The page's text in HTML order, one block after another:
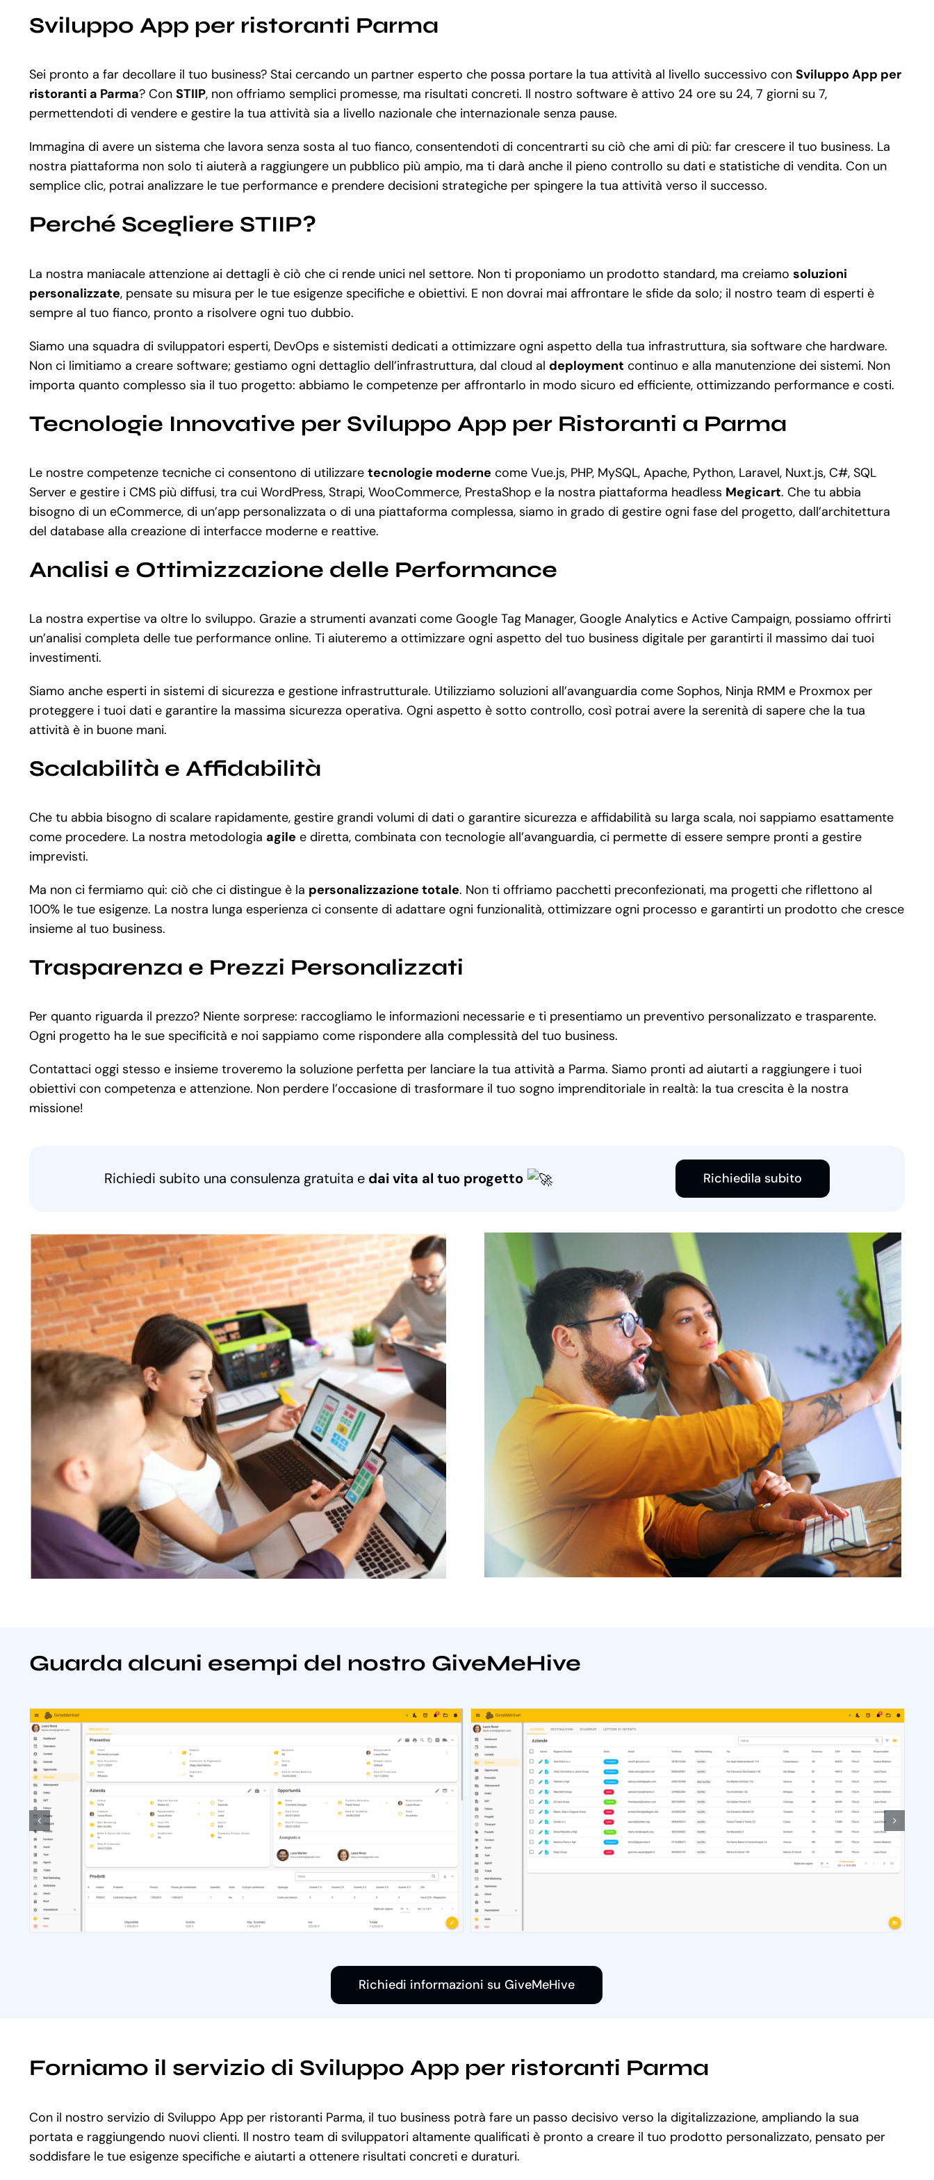
Sviluppo App per ristoranti Parma
Sei pronto a far decollare il tuo business? Stai cercando un partner esperto che possa portare la tua attività al livello successivo con Sviluppo App per
ristoranti a Parma? Con STIIP, non offriamo semplici promesse, ma risultati concreti. Il nostro software è attivo 24 ore su 24, 7 giorni su 7,
permettendoti di vendere e gestire la tua attività sia a livello nazionale che internazionale senza pause.
Immagina di avere un sistema che lavora senza sosta al tuo fianco, consentendoti di concentrarti su ciò che ami di più: far crescere il tuo business. La
nostra piattaforma non solo ti aiuterà a raggiungere un pubblico più ampio, ma ti darà anche il pieno controllo su dati e statistiche di vendita. Con un
semplice clic, potrai analizzare le tue performance e prendere decisioni strategiche per spingere la tua attività verso il successo.
Perché Scegliere STIIP?
La nostra maniacale attenzione ai dettagli è ciò che ci rende unici nel settore. Non ti proponiamo un prodotto standard, ma creiamo soluzioni
personalizzate, pensate su misura per le tue esigenze specifiche e obiettivi. E non dovrai mai affrontare le sfide da solo; il nostro team di esperti è
sempre al tuo fianco, pronto a risolvere ogni tuo dubbio.
Siamo una squadra di sviluppatori esperti, DevOps e sistemisti dedicati a ottimizzare ogni aspetto della tua infrastruttura, sia software che hardware.
Non ci limitiamo a creare software; gestiamo ogni dettaglio dell’infrastruttura, dal cloud al deployment continuo e alla manutenzione dei sistemi. Non
importa quanto complesso sia il tuo progetto: abbiamo le competenze per affrontarlo in modo sicuro ed efficiente, ottimizzando performance e costi.
Tecnologie Innovative per Sviluppo App per Ristoranti a Parma
Le nostre competenze tecniche ci consentono di utilizzare tecnologie moderne come Vue.js, PHP, MySQL, Apache, Python, Laravel, Nuxt.js, C#, SQL
Server e gestire i CMS più diffusi, tra cui WordPress, Strapi, WooCommerce, PrestaShop e la nostra piattaforma headless Megicart. Che tu abbia
bisogno di un eCommerce, di un’app personalizzata o di una piattaforma complessa, siamo in grado di gestire ogni fase del progetto, dall’architettura
del database alla creazione di interfacce moderne e reattive.
Analisi e Ottimizzazione delle Performance
La nostra expertise va oltre lo sviluppo. Grazie a strumenti avanzati come Google Tag Manager, Google Analytics e Active Campaign, possiamo offrirti
un’analisi completa delle tue performance online. Ti aiuteremo a ottimizzare ogni aspetto del tuo business digitale per garantirti il massimo dai tuoi
investimenti.
Siamo anche esperti in sistemi di sicurezza e gestione infrastrutturale. Utilizziamo soluzioni all’avanguardia come Sophos, Ninja RMM e Proxmox per
proteggere i tuoi dati e garantire la massima sicurezza operativa. Ogni aspetto è sotto controllo, così potrai avere la serenità di sapere che la tua
attività è in buone mani.
Scalabilità e Affidabilità
Che tu abbia bisogno di scalare rapidamente, gestire grandi volumi di dati o garantire sicurezza e affidabilità su larga scala, noi sappiamo esattamente
come procedere. La nostra metodologia agile e diretta, combinata con tecnologie all’avanguardia, ci permette di essere sempre pronti a gestire
imprevisti.
Ma non ci fermiamo qui: ciò che ci distingue è la personalizzazione totale. Non ti offriamo pacchetti preconfezionati, ma progetti che riflettono al
100% le tue esigenze. La nostra lunga esperienza ci consente di adattare ogni funzionalità, ottimizzare ogni processo e garantirti un prodotto che cresce
insieme al tuo business.
Trasparenza e Prezzi Personalizzati
Per quanto riguarda il prezzo? Niente sorprese: raccogliamo le informazioni necessarie e ti presentiamo un preventivo personalizzato e trasparente.
Ogni progetto ha le sue specificità e noi sappiamo come rispondere alla complessità del tuo business.
Contattaci oggi stesso e insieme troveremo la soluzione perfetta per lanciare la tua attività a Parma. Siamo pronti ad aiutarti a raggiungere i tuoi
obiettivi con competenza e attenzione. Non perdere l’occasione di trasformare il tuo sogno imprenditoriale in realtà: la tua crescita è la nostra
missione!
Richiedi subito una consulenza gratuita e dai vita al tuo progetto Richiedila subito
Guarda alcuni esempi del nostro GiveMeHive
Richiedi informazioni su GiveMeHive
Forniamo il servizio di Sviluppo App per ristoranti Parma
Con il nostro servizio di Sviluppo App per ristoranti Parma, il tuo business potrà fare un passo decisivo verso la digitalizzazione, ampliando la sua
portata e raggiungendo nuovi clienti. Il nostro team di sviluppatori altamente qualificati è pronto a creare il tuo prodotto personalizzato, pensato per
soddisfare le tue esigenze specifiche e aiutarti a ottenere risultati concreti e duraturi.